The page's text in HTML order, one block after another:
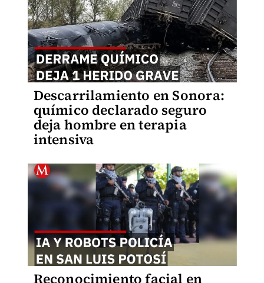
Descarrilamiento en Sonora:
químico declarado seguro
deja hombre en terapia
intensiva
Reconocimiento facial en